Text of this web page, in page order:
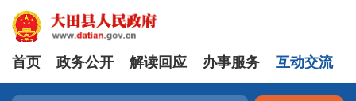
首页 政务公开 解读回应 办事服务 互动交流